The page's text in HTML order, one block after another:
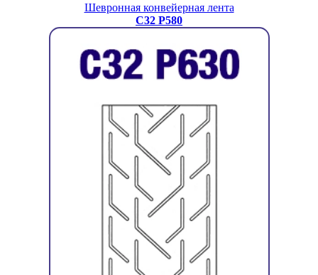
Шевронная конвейерная лента
C32 P580